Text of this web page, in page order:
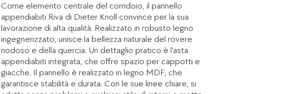
Come elemento centrale del corridoio, il pannello
appendiabiti Riva di Dieter Knoll convince per la sua
lavorazione di alta qualità. Realizzato in robusto legno
ingegnerizzato, unisce la bellezza naturale del rovere
nodoso e della quercia. Un dettaglio pratico è l'asta
appendiabiti integrata, che offre spazio per cappotti e
giacche. Il pannello è realizzato in legno MDF, che
garantisce stabilità e durata. Con le sue linee chiare, si